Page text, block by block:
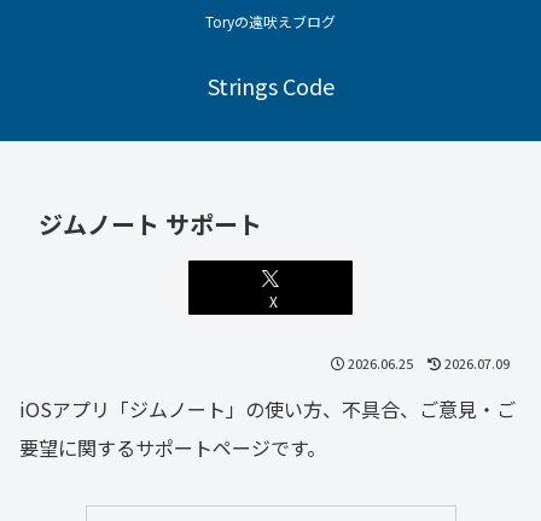
Toryの遠吠えブログ
Strings Code
ジムノート サポート
X
2026.06.25 2026.07.09
iOSアプリ「ジムノート」の使い方、不具合、ご意見・ご
要望に関するサポートページです。